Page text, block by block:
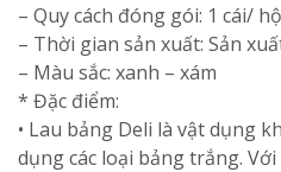
– Quy cách đóng gói: 1 cái/
– Thời gian sản xuất: Sản
– Màu sắc: xanh – xám
* Đặc điểm:
• Lau bảng Deli là vật dụng
dụng các loại bảng trắng.